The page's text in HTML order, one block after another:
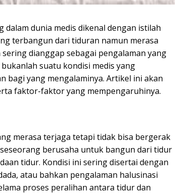
dalam dunia medis dikenal dengan istilah
terbangun dari tiduran namun merasa
dianggap sebagai pengalaman yang
suatu kondisi medis yang
bagi yang mengalaminya. Artikel ini akan
faktor-faktor yang mempengaruhinya.
merasa terjaga tetapi tidak bisa bergerak
berusaha untuk bangun dari tidur
tidur. Kondisi ini sering disertai dengan
atau bahkan pengalaman halusinasi
proses peralihan antara tidur dan